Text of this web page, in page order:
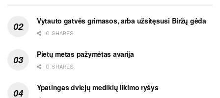
Vytauto gatvės grimasos, arba užsitęsusi Biržų gėda
0 SHARES
Pietų metas pažymėtas avarija
0 SHARES
Ypatingas dviejų medikių likimo ryšys